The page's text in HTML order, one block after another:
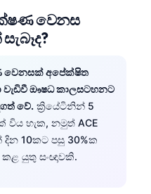
වෙනස
වෙනසක් අපේක්ෂිත
වැඩිවී ඖෂධ කාලසටහනට
වේ. ක්‍රියේටිනින් 5
විය හැක, නමුත් ACE
10කට පසු 30%ක
යුතු සංඥාවකි.